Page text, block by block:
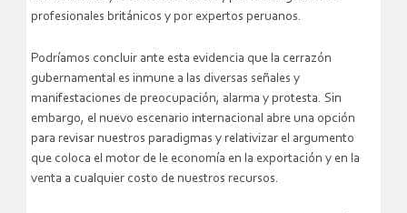
profesionales británicos y por expertos peruanos.
Podríamos concluir ante esta evidencia que la cerrazón
gubernamental es inmune a las diversas señales y
manifestaciones de preocupación, alarma y protesta. Sin
embargo, el nuevo escenario internacional abre una opción
para revisar nuestros paradigmas y relativizar el argumento
que coloca el motor de le economía en la exportación y en la
venta a cualquier costo de nuestros recursos.